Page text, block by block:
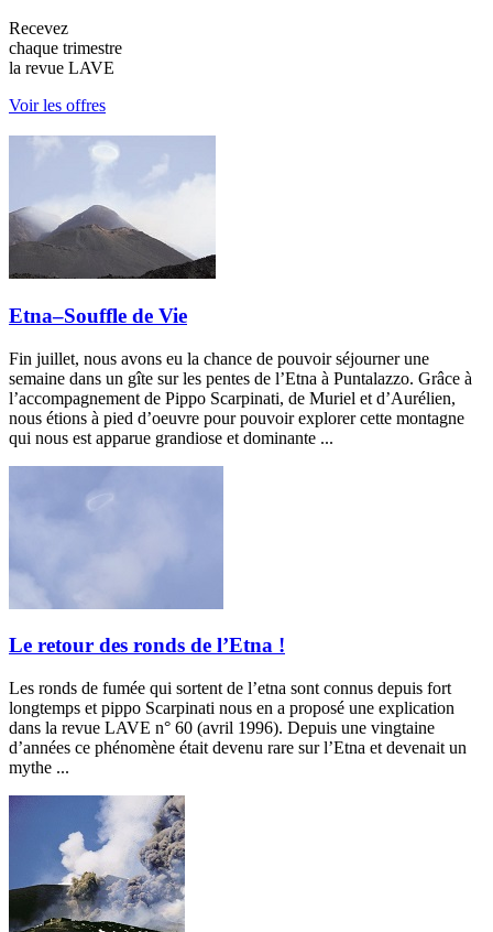
Recevez
chaque trimestre
la revue LAVE
Voir les offres
Etna–Souffle de Vie
Fin juillet, nous avons eu la chance de pouvoir séjourner une
semaine dans un gîte sur les pentes de l’Etna à Puntalazzo. Grâce à
l’accompagnement de Pippo Scarpinati, de Muriel et d’Aurélien,
nous étions à pied d’oeuvre pour pouvoir explorer cette montagne
qui nous est apparue grandiose et dominante ...
Le retour des ronds de l’Etna !
Les ronds de fumée qui sortent de l’etna sont connus depuis fort
longtemps et pippo Scarpinati nous en a proposé une explication
dans la revue LAVE n° 60 (avril 1996). Depuis une vingtaine
d’années ce phénomène était devenu rare sur l’Etna et devenait un
mythe ...